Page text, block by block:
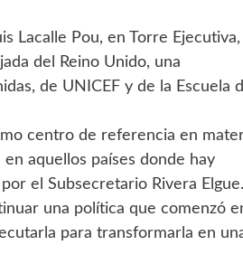
Lacalle Pou, en Torre Ejecutiva,
del Reino Unido, una
de UNICEF y de la Escuela
centro de referencia en
aquellos países donde hay
el Subsecretario Rivera Elgue.
una política que comenzó
para transformarla en